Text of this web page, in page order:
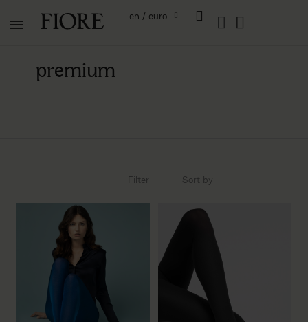
en / euro
premium
Sort by
Filter